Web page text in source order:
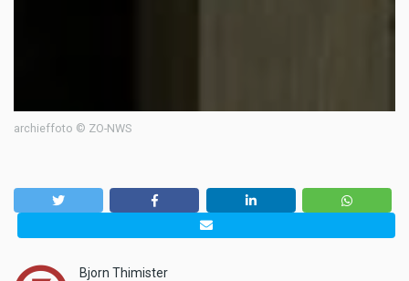
archieffoto © ZO-NWS
Bjorn Thimister